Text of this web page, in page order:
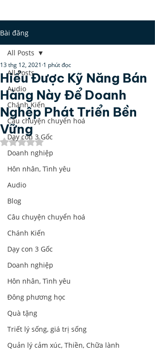
Bài đăng
All Posts
Audio
Chánh Kiến
Câu chuyện chuyển hoá
Dạy con 3 Gốc
Doanh nghiệp
Hôn nhân, Tình yêu
Audio
Blog
Câu chuyện chuyển hoá
Chánh Kiến
Dạy con 3 Gốc
Doanh nghiệp
Hôn nhân, Tình yêu
Đông phương học
Quà tặng
Triết lý sống, giá trị sống
Quản lý cảm xúc, Thiền, Chữa lành
All Posts
Hiểu Được Kỹ Năng Bán
Hàng Này Để Doanh
Nghệp Phát Triển Bền
Vững
13 thg 12, 2021 1 phút đọc
Đã xếp hạng NaN/5 sao.